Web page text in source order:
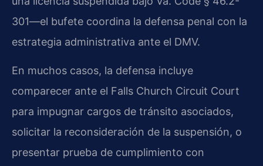
301—el bufete coordina la defensa penal con la
estrategia administrativa ante el DMV.
En muchos casos, la defensa incluye
comparecer ante el Falls Church Circuit Court
para impugnar cargos de tránsito asociados,
solicitar la reconsideración de la suspensión, o
presentar prueba de cumplimiento con